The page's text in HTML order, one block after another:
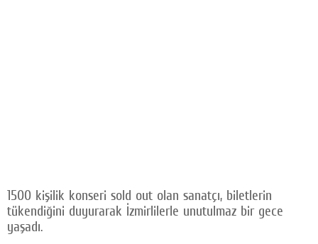
1500 kişilik konseri sold out olan sanatçı, biletlerin
tükendiğini duyurarak İzmirlilerle unutulmaz bir gece
yaşadı.